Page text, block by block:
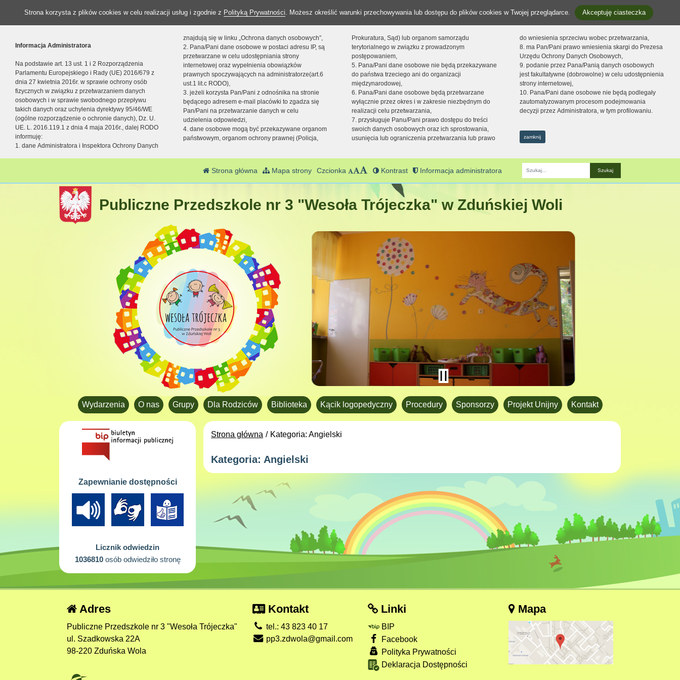
Strona korzysta z plików cookies w celu realizacji usług i zgodnie z Polityką Prywatności. Możesz określić warunki przechowywania lub dostępu do plików cookies w Twojej przeglądarce. Akceptuję ciasteczka
Informacja Administratora
Na podstawie art. 13 ust. 1 i 2 Rozporządzenia
Parlamentu Europejskiego i Rady (UE) 2016/679 z
dnia 27 kwietnia 2016r. w sprawie ochrony osób
fizycznych w związku z przetwarzaniem danych
osobowych i w sprawie swobodnego przepływu
takich danych oraz uchylenia dyrektywy 95/46/WE
(ogólne rozporządzenie o ochronie danych), Dz. U.
UE. L. 2016.119.1 z dnia 4 maja 2016r., dalej RODO
informuję:
1. dane Administratora i Inspektora Ochrony Danych
znajdują się w linku „Ochrona danych osobowych”,
2. Pana/Pani dane osobowe w postaci adresu IP, są
przetwarzane w celu udostępniania strony
internetowej oraz wypełnienia obowiązków
prawnych spoczywających na administratorze(art.6
ust.1 lit.c RODO),
3. jeżeli korzysta Pan/Pani z odnośnika na stronie
będącego adresem e-mail placówki to zgadza się
Pan/Pani na przetwarzanie danych w celu
udzielenia odpowiedzi,
4. dane osobowe mogą być przekazywane organom
państwowym, organom ochrony prawnej (Policja,
Prokuratura, Sąd) lub organom samorządu
terytorialnego w związku z prowadzonym
postępowaniem,
5. Pana/Pani dane osobowe nie będą przekazywane
do państwa trzeciego ani do organizacji
międzynarodowej,
6. Pana/Pani dane osobowe będą przetwarzane
wyłącznie przez okres i w zakresie niezbędnym do
realizacji celu przetwarzania,
7. przysługuje Panu/Pani prawo dostępu do treści
swoich danych osobowych oraz ich sprostowania,
usunięcia lub ograniczenia przetwarzania lub prawo
do wniesienia sprzeciwu wobec przetwarzania,
8. ma Pan/Pani prawo wniesienia skargi do Prezesa
Urzędu Ochrony Danych Osobowych,
9. podanie przez Pana/Panią danych osobowych
jest fakultatywne (dobrowolne) w celu udostępnienia
strony internetowej,
10. Pana/Pani dane osobowe nie będą podlegały
zautomatyzowanym procesom podejmowania
decyzji przez Administratora, w tym profilowaniu.
zamknij
Strona główna Mapa strony Czcionka Kontrast Informacja administratora
Fraza
Publiczne Przedszkole nr 3 "Wesoła Trójeczka" w Zduńskiej Woli
Wydarzenia O nas Grupy Dla Rodziców Biblioteka Kącik logopedyczny Procedury Sponsorzy Projekt Unijny Kontakt
Zapewnianie dostępności
Licznik odwiedzin
1036810osób odwiedziło stronę
Strona główna Kategoria: Angielski
Kategoria: Angielski
Adres
Publiczne Przedszkole nr 3 "Wesoła Trójeczka"
ul. Szadkowska 22A
98-220 Zduńska Wola
Kontakt
tel.: 43 823 40 17
pp3.zdwola@gmail.com
Linki
BIP
Facebook
Polityka Prywatności
Deklaracja Dostępności
Mapa